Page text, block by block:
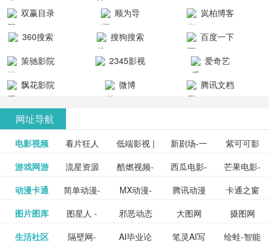
剧片、爱情
片、搞笑片
等全新电
影，是影
合破解游
戏、整合安
卓破解软件
分享与下
载！旨在打
件共享站、
资源
生物科技有
科技有限公
网
双赢目录
顺为导
航-办公运营
岚柏博客
360搜索
搜狗搜索
百度一下
策驰影院
2345影视
大全
爱奇艺
VIP会员
飘花影院
微博 腾讯文档
网址导航
电影视频 看片狂人 低端影视 |
免费高清
在线电影
新剧场-一
个网盘资
源分享小
紫可可影
视-紫可可,
免费提供
泡剧网_最
新电视剧
免费在线
更多>>
游戏网游 流星资源
网-流星蝴
蝶剑官网
酷燃视频-
致力于打
造中国领
西瓜电影-
西瓜视频
网站电影
芒果电影-
芒果TV网
站电影频
豆瓣电影-
豆瓣电影
更多>>
动漫卡通 简单动漫-
日本动画
MX动漫-
最新最全
腾讯动漫
频道
卡通之窗
三毛漫画
网
更多>>
图片图库 图星人 -
设计图片
邪恶动态
图片大全
大图网
摄图网
图行天下
更多>>
生活社区 隔壁网- AI毕业论 笔灵AI写 绘蛙-智能